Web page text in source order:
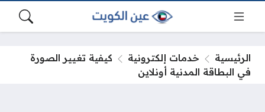
الرئيسية خدمات إلكترونية
كيفية تغيير الصورة
في البطاقة المدنية أونلاين